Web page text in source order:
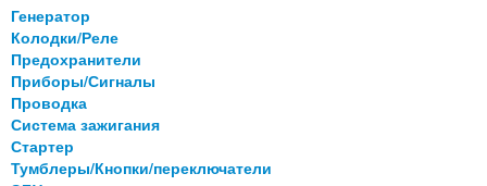
Генератор
Колодки/Реле
Предохранители
Приборы/Сигналы
Проводка
Система зажигания
Стартер
Тумблеры/Кнопки/переключатели